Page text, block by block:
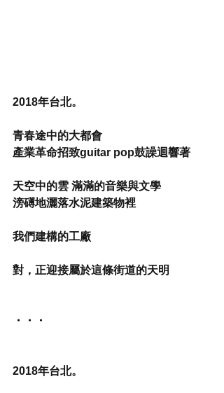
2018年台北。
青春途中的大都會
產業革命招致guitar pop鼓譟迴響著
天空中的雲 滿滿的音樂與文學
滂礡地灑落水泥建築物裡
我們建構的工廠
對，正迎接屬於這條街道的天明
・・・
2018年台北。